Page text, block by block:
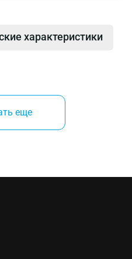
характеристики
и пустотелом
камне,
еще